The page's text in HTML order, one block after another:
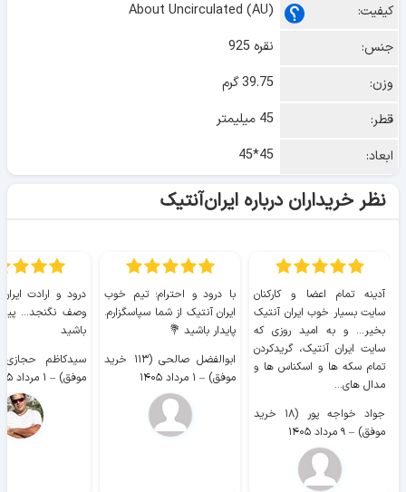
کیفیت:
About Uncirculated (AU)
جنس:
نقره 925
وزن:
39.75 گرم
قطر:
45 میلیمتر
ابعاد:
45*45
نظر خریداران درباره ایران‌آنتیک
آدینه تمام اعضا و کارکنان
سایت بسیار خوب ايران آنتیک
بخیر... و به امید روزی که
سایت ايران آنتیک، گریدکردن
تمام سکه ها و اسکناس ها و
مدال های...
جواد خواجه پور (۱۸ خرید
موفق) – ۹ مرداد ۱۴۰۵
با درود و احترام؛ تیم خوب
ایران آنتیک از شما سپاسگزارم.
پایدار باشید 💐
ابوالفضل صالحی (۱۱۳ خرید
موفق) – ۱ مرداد ۱۴۰۵
درود و ارادت
وصف نگنجد...
باشید
موفق) – ۱ مرداد ۱۴۰۵